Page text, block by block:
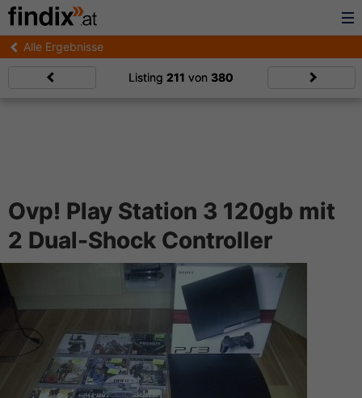
Alle Ergebnisse
Listing 211 von 380
Ovp! Play Station 3 120gb mit
2 Dual-Shock Controller